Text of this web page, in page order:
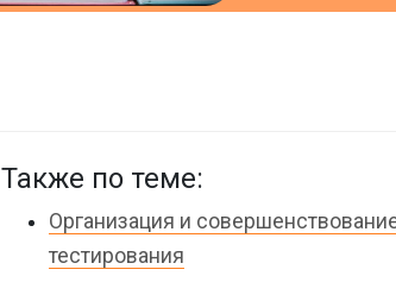
Также по теме:
Организация и
тестирования